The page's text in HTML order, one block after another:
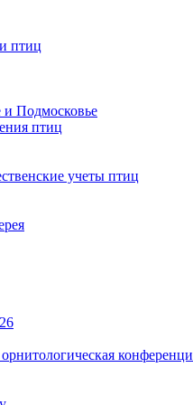
птиц
Подмосковье
птиц
учеты птиц